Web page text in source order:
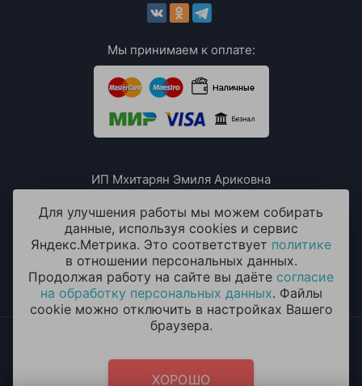
Мы принимаем к оплате:
ИП Мхитарян Эмиля Ариковна
ИНН: 771385063807
ОГРН / ОГРНИП: 319508100076230
2014 - 2026 © «ОКЕАН ШАРОВ» Воздушные шары с
Политика конфиденциальности
согласие на обработку
персональных данных
Для улучшения работы мы можем собирать
данные, используя cookies и сервис
Яндекс.Метрика. Это соответствует политике
в отношении персональных данных.
Продолжая работу на сайте вы даёте согласие
на обработку персональных данных. Файлы
cookie можно отключить в настройках Вашего
браузера.
ХОРОШО